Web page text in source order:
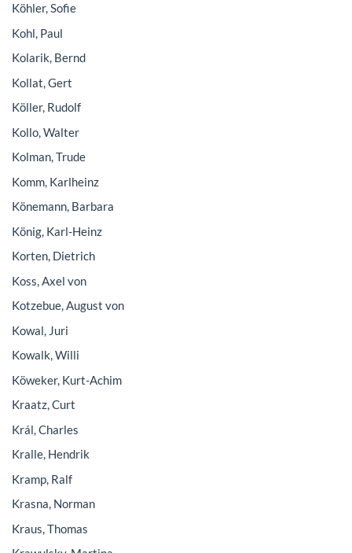
Köhler, Sofie
Kohl, Paul
Kolarik, Bernd
Kollat, Gert
Köller, Rudolf
Kollo, Walter
Kolman, Trude
Komm, Karlheinz
Könemann, Barbara
König, Karl-Heinz
Korten, Dietrich
Koss, Axel von
Kotzebue, August von
Kowal, Juri
Kowalk, Willi
Köweker, Kurt-Achim
Kraatz, Curt
Král, Charles
Kralle, Hendrik
Kramp, Ralf
Krasna, Norman
Kraus, Thomas